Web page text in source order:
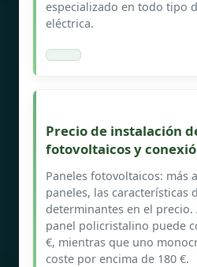
especializado en todo tipo
eléctrica.
Precio de instalación
fotovoltaicos y
Paneles fotovoltaicos: más
paneles, las características
determinantes en el
panel policristalino puede
€, mientras que uno
coste por encima de 180 €.